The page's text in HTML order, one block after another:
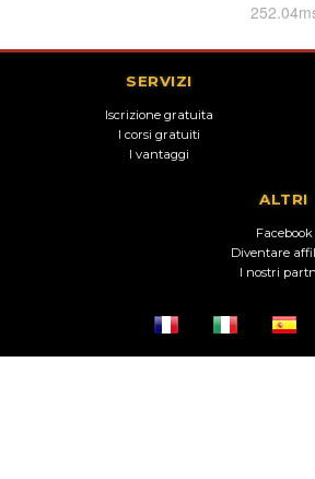
SERVIZI
Iscrizione gratuita
I corsi gratuiti
I vantaggi
ALTRI
Facebook
Diventare
I nostri